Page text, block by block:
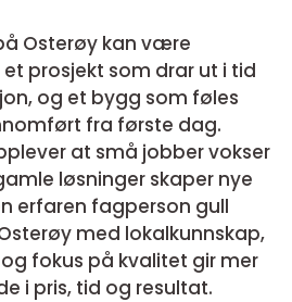
Osterøy kan være
prosjekt som drar ut i tid
og et bygg som føles
fra første dag.
at små jobber vokser
løsninger skaper nye
erfaren fagperson gull
med lokalkunnskap,
fokus på kvalitet gir mer
i pris, tid og resultat.